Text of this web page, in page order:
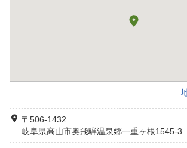
〒506-1432
岐阜県高山市奥飛騨温泉郷一重ヶ根1545-3